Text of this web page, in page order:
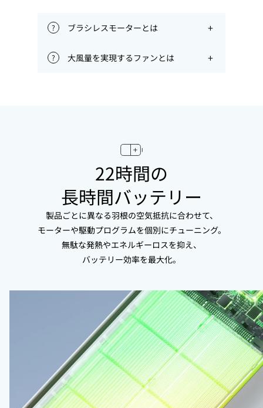
? ブラシレスモーターとは +
? 大風量を実現するファンとは +
22時間の
長時間バッテリー
製品ごとに異なる羽根の空気抵抗に合わせて、
モーターや駆動プログラムを個別にチューニング。
無駄な発熱やエネルギーロスを抑え、
バッテリー効率を最大化。